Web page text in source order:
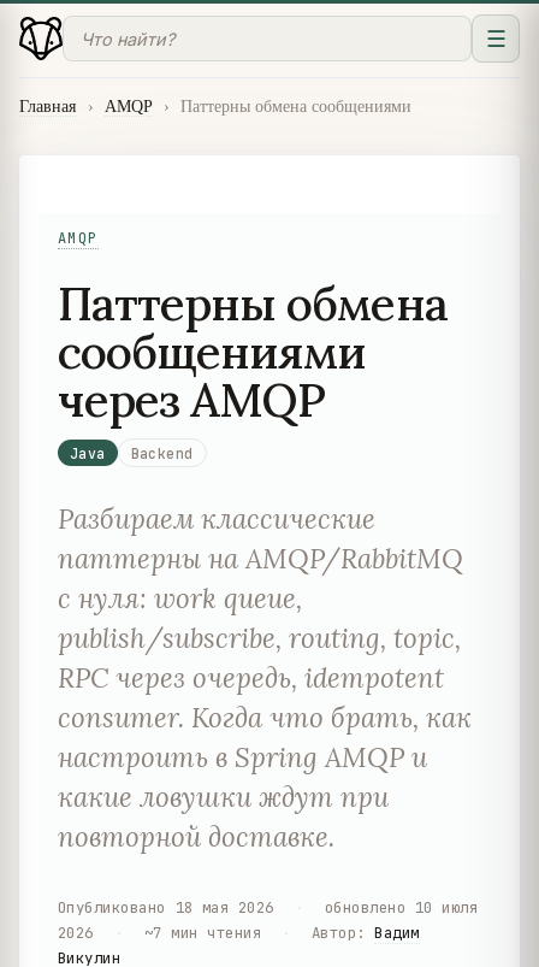
☰
Главная › AMQP › Паттерны обмена сообщениями
AMQP
Паттерны обмена
сообщениями
через AMQP
Java Backend
Разбираем классические
паттерны на AMQP/RabbitMQ
с нуля: work queue,
publish/subscribe, routing, topic,
RPC через очередь, idempotent
consumer. Когда что брать, как
настроить в Spring AMQP и
какие ловушки ждут при
повторной доставке.
Опубликовано 18 мая 2026 обновлено 10 июля
2026
~7 мин чтения Автор :Вадим
Викулин